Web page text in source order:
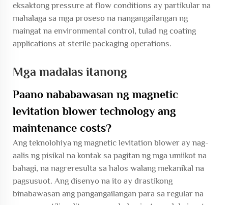
eksaktong pressure at flow conditions ay partikular na
mahalaga sa mga proseso na nangangailangan ng
maingat na environmental control, tulad ng coating
applications at sterile packaging operations.
Mga madalas itanong
Paano nababawasan ng magnetic
levitation blower technology ang
maintenance costs?
Ang teknolohiya ng magnetic levitation blower ay nag-
aalis ng pisikal na kontak sa pagitan ng mga umiikot na
bahagi, na nagreresulta sa halos walang mekanikal na
pagsusuot. Ang disenyo na ito ay drastikong
binabawasan ang pangangailangan para sa regular na